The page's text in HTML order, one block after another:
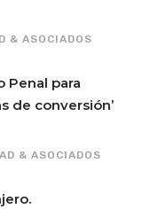
& ASOCIADOS
Penal para
de conversión’
& ASOCIADOS